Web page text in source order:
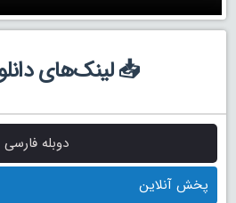
📥 لینک‌های
دوبله فارسی
پخش آنلاین